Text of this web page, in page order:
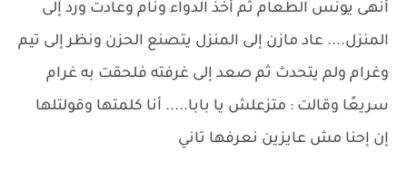
أنهى يونس الطعام ثم أخذ الدواء ونام وعادت ورد إلى
المنزل.... عاد مازن إلى المنزل يتصنع الحزن ونظر إلى تيم
وغرام ولم يتحدث ثم صعد إلى غرفته فلحقت به غرام
سريعًا وقالت : متزعلش يا بابا..... أنا كلمتها وقولتلها
إن إحنا مش عايزين نعرفها تاني